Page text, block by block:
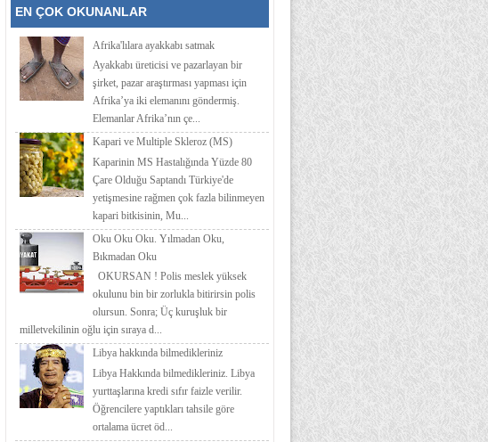
EN ÇOK OKUNANLAR
Afrika'lılara ayakkabı satmak
Ayakkabı üreticisi ve pazarlayan bir
şirket, pazar araştırması yapması için
Afrika’ya iki elemanını göndermiş.
Elemanlar Afrika’nın çe...
Kapari ve Multiple Skleroz (MS)
Kaparinin MS Hastalığında Yüzde 80
Çare Olduğu Saptandı Türkiye'de
yetişmesine rağmen çok fazla bilinmeyen
kapari bitkisinin, Mu...
Oku Oku Oku. Yılmadan Oku,
Bıkmadan Oku
OKURSAN ! Polis meslek yüksek
okulunu bin bir zorlukla bitirirsin polis
olursun. Sonra; Üç kuruşluk bir
milletvekilinin oğlu için sıraya d...
Libya hakkında bilmedikleriniz
Libya Hakkında bilmedikleriniz. Libya
yurttaşlarına kredi sıfır faizle verilir.
Öğrencilere yaptıkları tahsile göre
ortalama ücret öd...